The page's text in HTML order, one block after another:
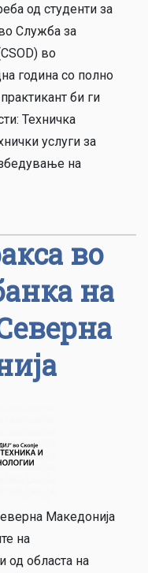
од студенти за
Служба за
во
година со полно
би ги
Техничка
услуги за
на
во
на
Македонија
на
од областа на